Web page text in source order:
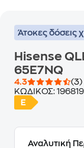
Άτοκες δόσεις
Hisense
65E7NQ
4.3
(3)
ΚΩΔΙΚΟΣ:
Αναλυτική